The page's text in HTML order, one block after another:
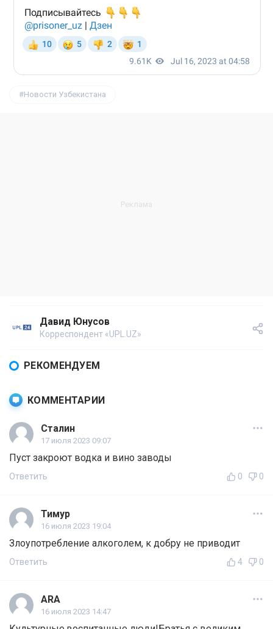
Новости Узбекистана
Давид Юнусов
Корреспондент «UPL.UZ»
РЕКОМЕНДУЕМ
КОММЕНТАРИИ
Сталин
17 июля 2023 09:07
Пуст закроют водка и вино заводы
Ответить 0 0
Тимур
16 июля 2023 19:04
Злоупотребление алкоголем, к добру не приводит
Ответить 4 0
ARA
16 июля 2023 14:47